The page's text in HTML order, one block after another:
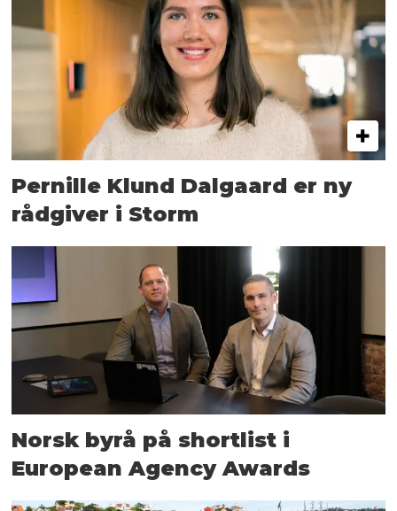
Pernille Klund Dalgaard er ny
rådgiver i Storm
Norsk byrå på shortlist i
European Agency Awards